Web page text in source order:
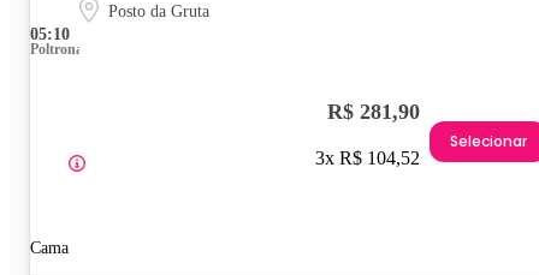
05:10
Posto da Gruta
Poltrona
Cama
R$ 281,90
3x R$ 104,52
Selecionar